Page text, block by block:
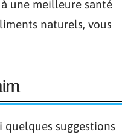
une meilleure santé
naturels, vous
suggestions